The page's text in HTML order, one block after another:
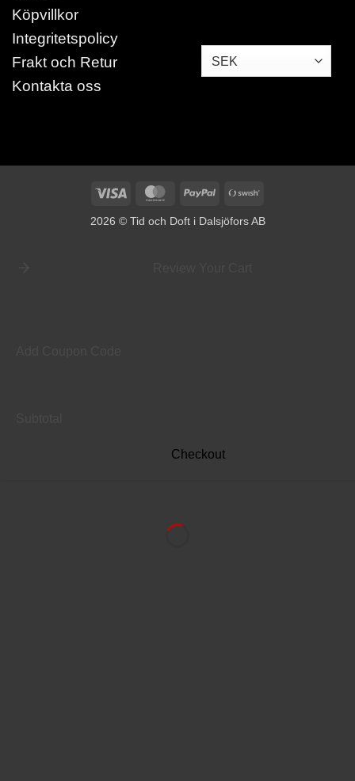
Köpvillkor
Integritetspolicy
Frakt och Retur
Kontakta oss
Visa MasterCardPayPal
Swish
2026 © Tid och Doft i Dalsjöfors AB
Checkout